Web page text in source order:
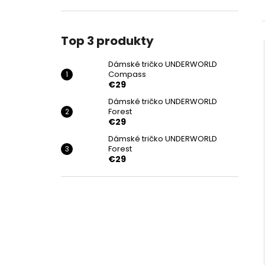
Top 3 produkty
Dámské tričko UNDERWORLD
Compass
€29
Dámské tričko UNDERWORLD
Forest
€29
Dámské tričko UNDERWORLD
Forest
€29